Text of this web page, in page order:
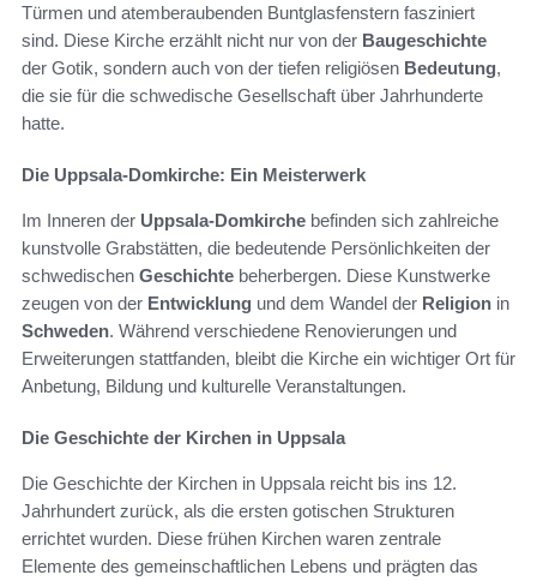
Türmen und atemberaubenden Buntglasfenstern fasziniert
sind. Diese Kirche erzählt nicht nur von der Baugeschichte
der Gotik, sondern auch von der tiefen religiösen Bedeutung,
die sie für die schwedische Gesellschaft über Jahrhunderte
hatte.
Die Uppsala-Domkirche: Ein Meisterwerk
Im Inneren der Uppsala-Domkirche befinden sich zahlreiche
kunstvolle Grabstätten, die bedeutende Persönlichkeiten der
schwedischen Geschichte beherbergen. Diese Kunstwerke
zeugen von der Entwicklung und dem Wandel der Religion in
Schweden. Während verschiedene Renovierungen und
Erweiterungen stattfanden, bleibt die Kirche ein wichtiger Ort für
Anbetung, Bildung und kulturelle Veranstaltungen.
Die Geschichte der Kirchen in Uppsala
Die Geschichte der Kirchen in Uppsala reicht bis ins 12.
Jahrhundert zurück, als die ersten gotischen Strukturen
errichtet wurden. Diese frühen Kirchen waren zentrale
Elemente des gemeinschaftlichen Lebens und prägten das